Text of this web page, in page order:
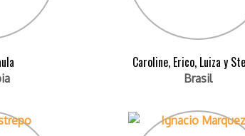
Caroline, Erico, Luiza y
Brasil